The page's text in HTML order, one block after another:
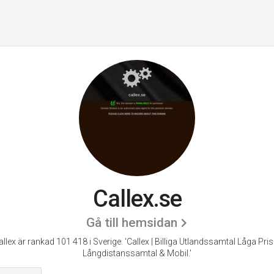
Callex.se
Gå till hemsidan
är rankad 101 418 i Sverige. 'Callex | Billiga Utlandssamtal Låga
Långdistanssamtal & Mobil.'